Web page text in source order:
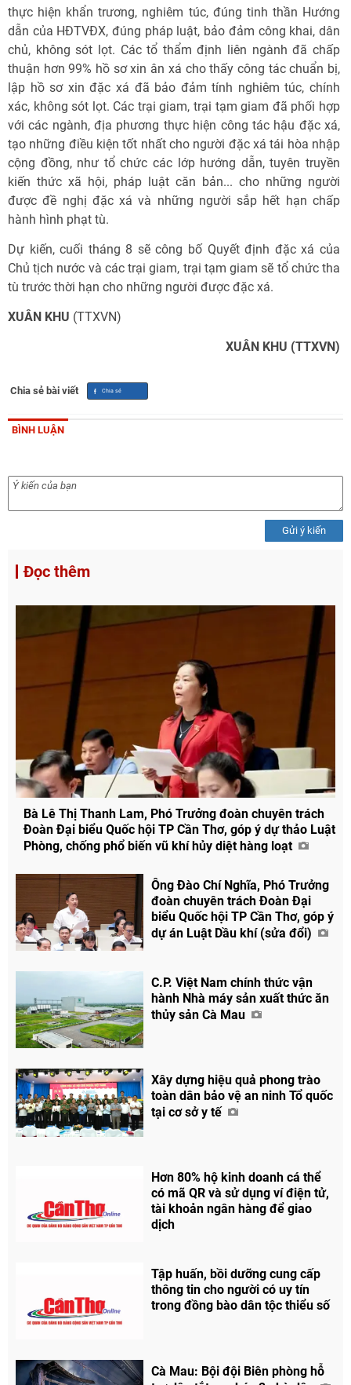
thực hiện khẩn trương, nghiêm túc, đúng tinh thần Hướng
dẫn của HĐTVĐX, đúng pháp luật, bảo đảm công khai, dân
chủ, không sót lọt. Các tổ thẩm định liên ngành đã chấp
thuận hơn 99% hồ sơ xin ân xá cho thấy công tác chuẩn bị,
lập hồ sơ xin đặc xá đã bảo đảm tính nghiêm túc, chính
xác, không sót lọt. Các trại giam, trại tạm giam đã phối hợp
với các ngành, địa phương thực hiện công tác hậu đặc xá,
tạo những điều kiện tốt nhất cho người đặc xá tái hòa nhập
cộng đồng, như tổ chức các lớp hướng dẫn, tuyên truyền
kiến thức xã hội, pháp luật căn bản... cho những người
được đề nghị đặc xá và những người sắp hết hạn chấp
hành hình phạt tù.
Dự kiến, cuối tháng 8 sẽ công bố Quyết định đặc xá của
Chủ tịch nước và các trại giam, trại tạm giam sẽ tổ chức tha
tù trước thời hạn cho những người được đặc xá.
XUÂN KHU (TTXVN)
XUÂN KHU (TTXVN)
Chia sẻ bài viết
Chia sẻ
BÌNH LUẬN
Gửi ý kiến
Đọc thêm
Bà Lê Thị Thanh Lam, Phó Trưởng đoàn chuyên trách
Đoàn Đại biểu Quốc hội TP Cần Thơ, góp ý dự thảo Luật
Phòng, chống phổ biến vũ khí hủy diệt hàng loạt
Ông Đào Chí Nghĩa, Phó Trưởng
đoàn chuyên trách Đoàn Đại
biểu Quốc hội TP Cần Thơ, góp ý
dự án Luật Dầu khí (sửa đổi)
C.P. Việt Nam chính thức vận
hành Nhà máy sản xuất thức ăn
thủy sản Cà Mau
Xây dựng hiệu quả phong trào
toàn dân bảo vệ an ninh Tổ quốc
tại cơ sở y tế
Hơn 80% hộ kinh doanh cá thể
có mã QR và sử dụng ví điện tử,
tài khoản ngân hàng để giao
dịch
Tập huấn, bồi dưỡng cung cấp
thông tin cho người có uy tín
trong đồng bào dân tộc thiểu số
Cà Mau: Bội đội Biên phòng hỗ